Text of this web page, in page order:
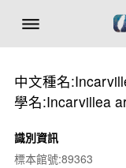
中文種名
學名:Incarvillea
識別資訊
標本館號:89363